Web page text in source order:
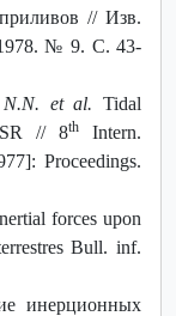
// Изв.
№ 9. С. 43-
N.N. et al. Tidal
// 8th
Intern.
Proceedings.
forces upon
Bull. inf.
инерционных